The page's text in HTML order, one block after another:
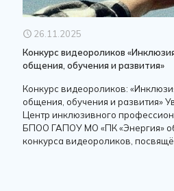
26.11.2025
Конкурс видеороликов
общения, обучения и развития»
Конкурс видеороликов:
общения, обучения и развития»
Центр инклюзивного
БПОО ГАПОУ МО «ПК «Энергия»
конкурса видеороликов,